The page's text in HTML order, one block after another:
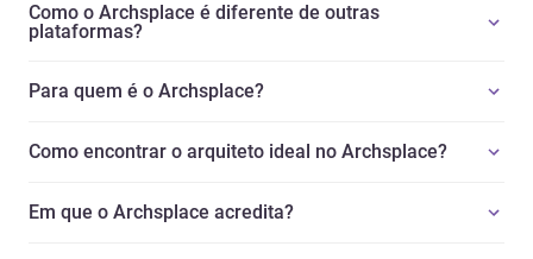
Como o Archsplace é diferente de outras
plataformas?
Para quem é o Archsplace?
Como encontrar o arquiteto ideal no Archsplace?
Em que o Archsplace acredita?